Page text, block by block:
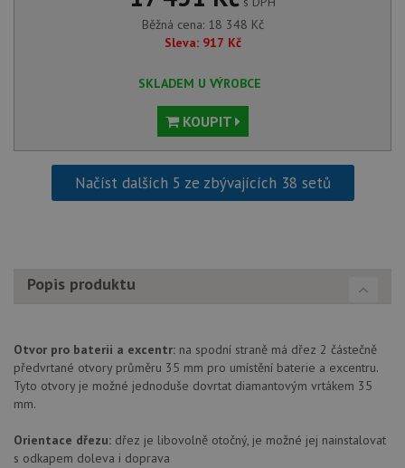
Běžná cena: 18 348 Kč
Sleva: 917 Kč
SKLADEM U VÝROBCE
KOUPIT
Načíst dalších 5 ze zbývajících 38 setů
Popis produktu
Otvor pro baterii a excentr: na spodní straně má dřez 2 částečně
předvrtané otvory průměru 35 mm pro umístění baterie a excentru.
Tyto otvory je možné jednoduše dovrtat diamantovým vrtákem 35
mm.
Orientace dřezu: dřez je libovolně otočný, je možné jej nainstalovat
s odkapem doleva i doprava